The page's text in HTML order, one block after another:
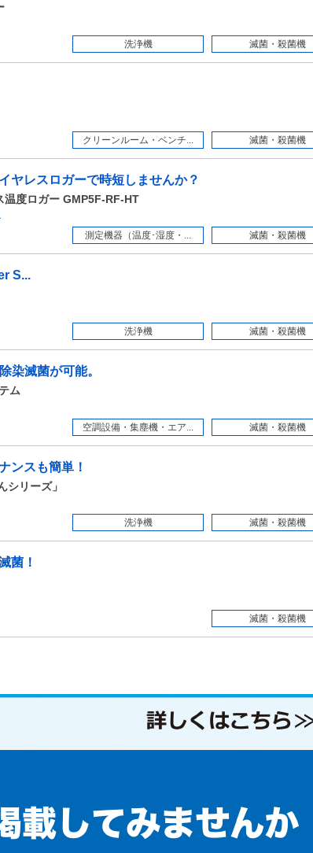
洗浄機
滅菌・殺菌機
クリーンルーム・ベンチ...
滅菌・殺菌機
ヤレスロガーで時短しませんか？
温度ロガー GMP5F-RF-HT
測定機器（温度･湿度・...
滅菌・殺菌機
S...
洗浄機
滅菌・殺菌機
染滅菌が可能。
ム
空調設備・集塵機・エア...
滅菌・殺菌機
ンスも簡単！
シリーズ」
洗浄機
滅菌・殺菌機
菌！
滅菌・殺菌機